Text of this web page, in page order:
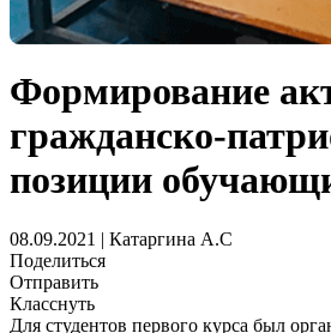
Формирование
гражданско-
позиции
08.09.2021 | Катаргина А.С
Поделиться
Отправить
Класснуть
Для студентов первого курса был